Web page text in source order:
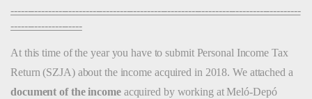
-------------------------------------------------------------------------------------
---------------------
At this time of the year you have to submit Personal Income Tax
Return (SZJA) about the income acquired in 2018. We attached a
document of the incomeacquired by working at Meló-Depó